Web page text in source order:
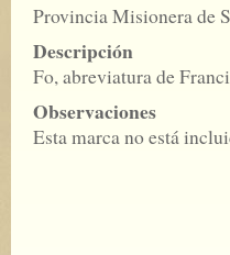
Provincia Misionera de
Descripción
Fo, abreviatura de
Observaciones
Esta marca no está